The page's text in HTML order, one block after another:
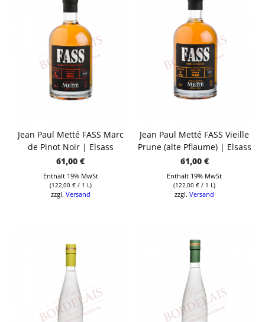
Jean Paul Metté FASS Marc
de Pinot Noir | Elsass
61,00€
Enthält 19% MwSt
(122,00 €/ 1 L)
zzgl. Versand
Jean Paul Metté FASS Vieille
Prune (alte Pflaume) | Elsass
61,00 €
Enthält 19% MwSt
(122,00€ / 1 L)
zzgl.Versand